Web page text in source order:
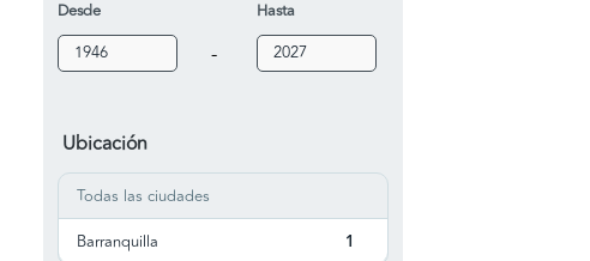
Desde
-
Hasta
Ubicación
Todas las ciudades
Barranquilla
1